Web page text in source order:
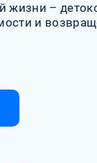
жизни –
и